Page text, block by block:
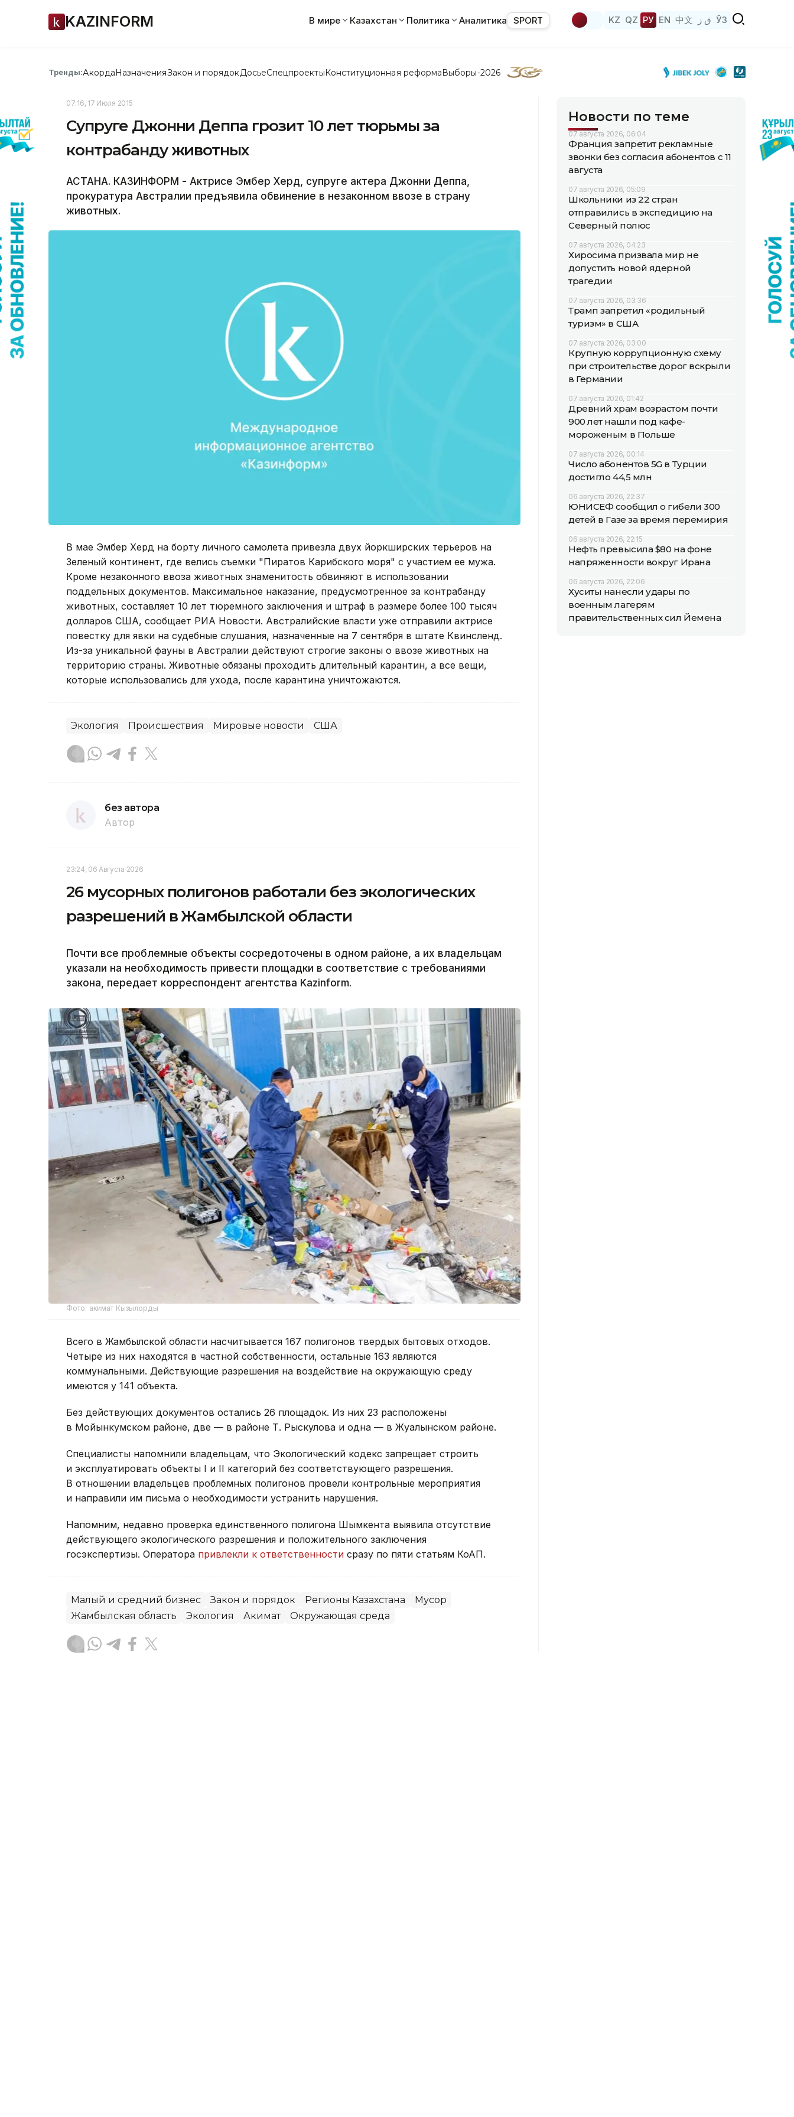
KAZINFORM В мире Казахстан Политика Аналитика SPORT KZ QZ РУ EN 中文 ق ز ЎЗ
Тренды:АкордаНазначенияЗакон и порядок ДосьеСпецпроектыКонституционная реформаВыборы-2026
07:16, 17 Июля 2015
Супруге Джонни Деппа грозит 10 лет тюрьмы за
контрабанду животных
АСТАНА. КАЗИНФОРМ - Актрисе Эмбер Херд, супруге актера Джонни Деппа,
прокуратура Австралии предъявила обвинение в незаконном ввозе в страну
животных.
В мае Эмбер Херд на борту личного самолета привезла двух йоркширских терьеров на
Зеленый континент, где велись съемки "Пиратов Карибского моря" с участием ее мужа.
Кроме незаконного ввоза животных знаменитость обвиняют в использовании
поддельных документов. Максимальное наказание, предусмотренное за контрабанду
животных, составляет 10 лет тюремного заключения и штраф в размере более 100 тысяч
долларов США, сообщает РИА Новости. Австралийские власти уже отправили актрисе
повестку для явки на судебные слушания, назначенные на 7 сентября в штате Квинсленд.
Из-за уникальной фауны в Австралии действуют строгие законы о ввозе животных на
территорию страны. Животные обязаны проходить длительный карантин, а все вещи,
которые использовались для ухода, после карантина уничтожаются.
Экология Происшествия Мировые новости США
без автора
Автор
23:24, 06 Августа 2026
26 мусорных полигонов работали без экологических
разрешений в Жамбылской области
Почти все проблемные объекты сосредоточены в одном районе, а их владельцам
указали на необходимость привести площадки в соответствие с требованиями
закона, передает корреспондент агентства Kazinform.
Фото: акимат Кызылорды
Всего в Жамбылской области насчитывается 167 полигонов твердых бытовых отходов.
Четыре из них находятся в частной собственности, остальные 163 являются
коммунальными. Действующие разрешения на воздействие на окружающую среду
имеются у 141 объекта.
Без действующих документов остались 26 площадок. Из них 23 расположены
в Мойынкумском районе, две — в районе Т. Рыскулова и одна — в Жуалынском районе.
Специалисты напомнили владельцам, что Экологический кодекс запрещает строить
и эксплуатировать объекты I и II категорий без соответствующего разрешения.
В отношении владельцев проблемных полигонов провели контрольные мероприятия
и направили им письма о необходимости устранить нарушения.
Напомним, недавно проверка единственного полигона Шымкента выявила отсутствие
действующего экологического разрешения и положительного заключения
госэкспертизы. Оператора привлекли к ответственности сразу по пяти статьям КоАП.
Малый и средний бизнес Закон и порядок Регионы Казахстана
Мусор
Жамбылская область
Экология Акимат Окружающая среда
Новости по теме
07 августа 2026, 06:04
Франция запретит рекламные
звонки без согласия абонентов с 11
августа
07 августа 2026, 05:09
Школьники из 22 стран
отправились в экспедицию на
Северный полюс
07 августа 2026, 04:23
Хиросима призвала мир не
допустить новой ядерной
трагедии
07 августа 2026, 03:36
Трамп запретил «родильный
туризм» в США
07 августа 2026, 03:00
Крупную коррупционную схему
при строительстве дорог вскрыли
в Германии
07 августа 2026, 01:42
Древний храм возрастом почти
900 лет нашли под кафе-
мороженым в Польше
07 августа 2026, 00:14
Число абонентов 5G в Турции
достигло 44,5 млн
06 августа 2026, 22:37
ЮНИСЕФ сообщил о гибели 300
детей в Газе за время перемирия
06 августа 2026, 22:15
Нефть превысила $80 на фоне
напряженности вокруг Ирана
06 августа 2026, 22:06
Хуситы нанесли удары по
военным лагерям
правительственных сил Йемена